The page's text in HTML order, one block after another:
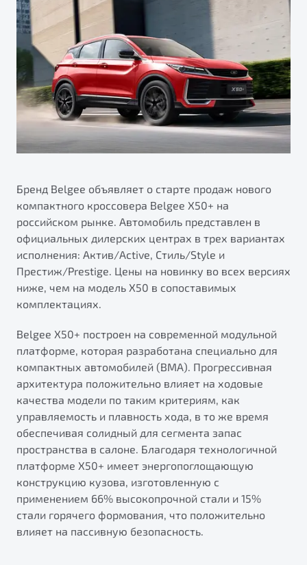
Яркий кроссовер
от 2 219 990 ₽*
Обзор В наличии
S50
Элегантный и практичный седан
Обзор В наличии
X70
Универсальный кроссовер
Автокредит
Трейд-ин
Страхование
Расчет КАСКО
Узнайте о специальных выгодах при покупке
автомобиля Belgee
Подробно
Автомобили в наличии
Тест-драйв
Автокредит
Спецпредложения
ПОДДЕРЖКА
Гарантия Belgee
Belgee Линк
Belgee Клуб
Belgee Плюс
Реферальная программа
Помощь на дорогах
Будьте еще более уверены на дорогах с программой
"Помощь на дорогах"
Преимущества программы
Запись на сервис
Калькулятор ТО
Клиентская поддержка
О дилерском центре
Правовая информация
Бренд Belgee объявляет о старте продаж нового
компактного кроссовера Belgee X50+ на
российском рынке. Автомобиль представлен в
официальных дилерских центрах в трех вариантах
исполнения: Актив/Active, Стиль/Style и
Престиж/Prestige. Цены на новинку во всех версиях
ниже, чем на модель X50 в сопоставимых
комплектациях.
Belgee Х50+ построен на современной модульной
платформе, которая разработана специально для
компактных автомобилей (BMA). Прогрессивная
архитектура положительно влияет на ходовые
качества модели по таким критериям, как
управляемость и плавность хода, в то же время
обеспечивая солидный для сегмента запас
пространства в салоне. Благодаря технологичной
платформе X50+ имеет энергопоглощающую
конструкцию кузова, изготовленную с
применением 66% высокопрочной стали и 15%
стали горячего формования, что положительно
влияет на пассивную безопасность.